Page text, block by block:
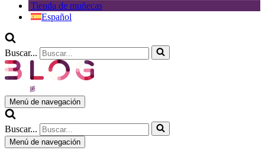
Tienda de muñecas
Español
Buscar...
Menú de navegación
Buscar...
Menú de navegación